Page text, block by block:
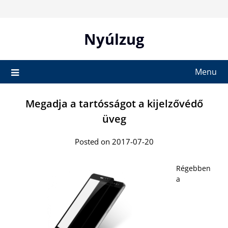
Nyúlzug
Menu
Megadja a tartósságot a kijelzővédő
üveg
Posted on 2017-07-20
Régebben
a